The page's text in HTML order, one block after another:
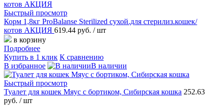
Быстрый просмотр
Корм 1,8кг ProBalanse Sterilized сухой.для стерилиз.кошек/
котов АКЦИЯ 619.44 руб. / шт
в корзину
Подробнее
Купить в 1 клик К сравнению
В избранное
В наличии
Быстрый просмотр
Туалет для кошек Мяус с бортиком, Сибирская кошка 252.63
руб. / шт